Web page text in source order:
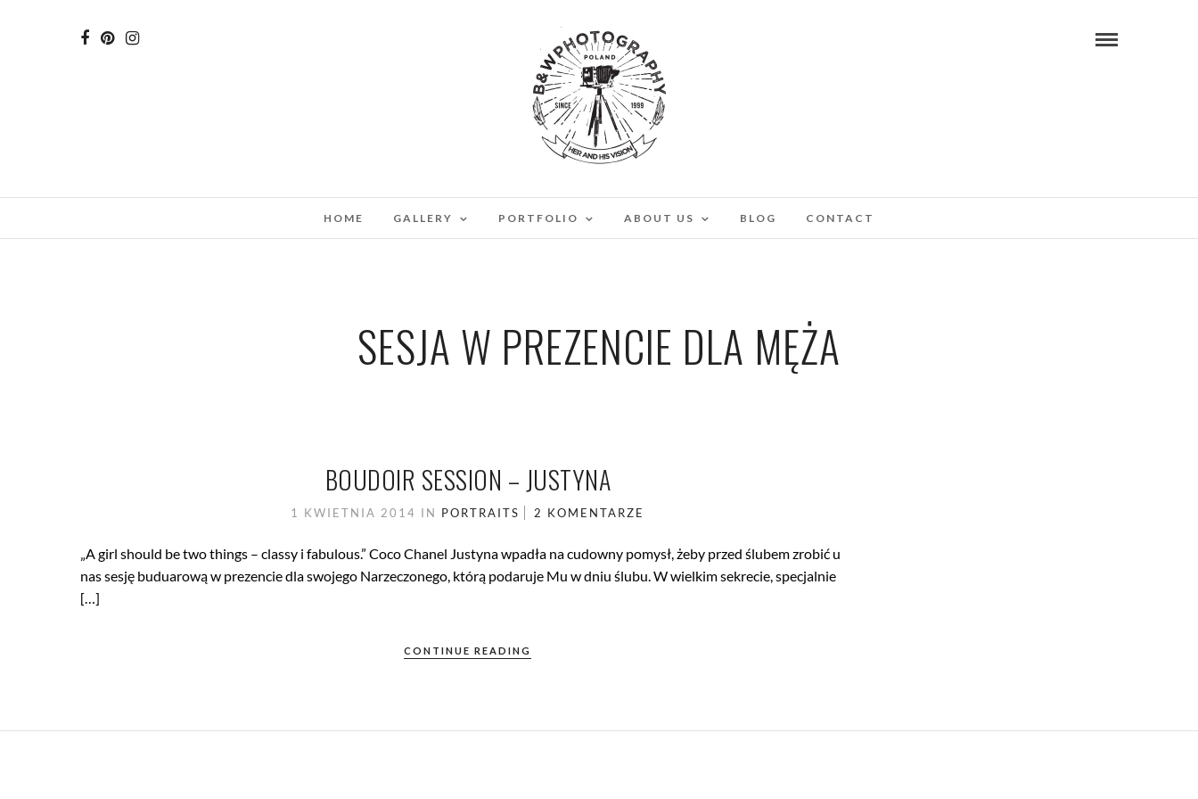
HOME GALLERY PORTFOLIO ABOUT US BLOG CONTACT
SESJA W PREZENCIE DLA MĘŻA
BOUDOIR SESSION – JUSTYNA
1 KWIETNIA 2014 IN PORTRAITS 2 KOMENTARZE
„A girl should be two things – classy i fabulous.” Coco Chanel Justyna wpadła na cudowny pomysł, żeby przed ślubem zrobić u
nas sesję buduarową w prezencie dla swojego Narzeczonego, którą podaruje Mu w dniu ślubu. W wielkim sekrecie, specjalnie
[…]
CONTINUE READING